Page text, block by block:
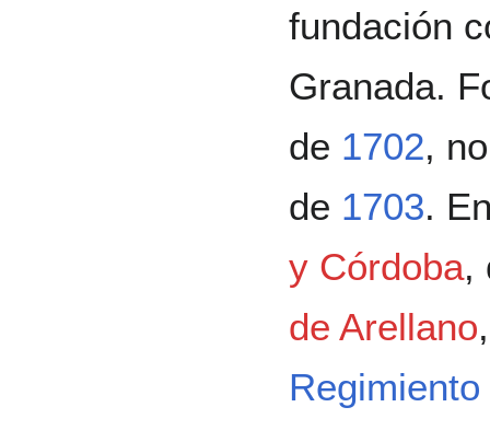
fundación
Granada.
de 1702,
de 1703.
y Córdoba,
de Arellano